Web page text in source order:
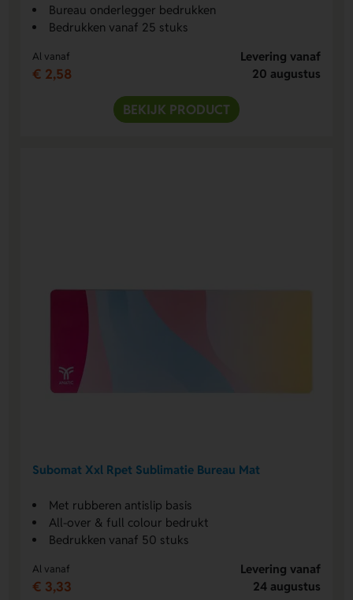
Bureau onderlegger bedrukken
Bedrukken vanaf 25 stuks
Al vanaf
€ 2,58
Levering vanaf
20 augustus
BEKIJK PRODUCT
Subomat Xxl Rpet Sublimatie Bureau Mat
Met rubberen antislip basis
All-over & full colour bedrukt
Bedrukken vanaf 50 stuks
Al vanaf
€ 3,33
Levering vanaf
24 augustus